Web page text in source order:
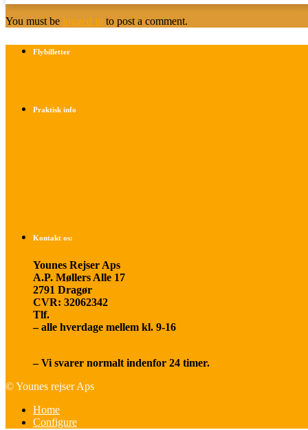
You must be logged in to post a comment.
Flybilletter
Praktisk info
Kontakt os:
Younes Rejser Aps
A.P. Møllers Alle 17
2791 Dragør
CVR: 32062342
Tlf.
– alle hverdage mellem kl. 9-16
– Vi svarer normalt indenfor 24 timer.
© Younes rejser Aps
Home
Configure